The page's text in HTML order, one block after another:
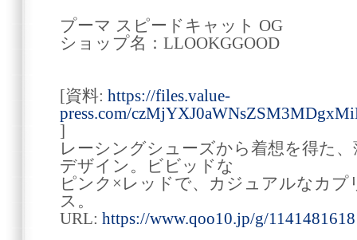
プーマ スピードキャット OG
ショップ名：LLOOKGGOOD
[資料: https://files.value-
press.com/
]
レーシングシューズから着想を得た
デザイン。ビビッドな
ピンク×レッドで、カジュアルなカ
ス。
URL: https://www.qoo10.jp/g/1141481618